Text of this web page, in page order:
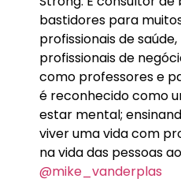
bastidores para
profissionais de
profissionais de
como professores e
é reconhecido como
estar mental;
viver uma vida com
na vida das pessoas
@mike_vanderplas